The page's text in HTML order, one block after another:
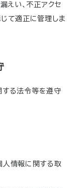
えい、不正アクセ
て適正に管理しま
する法令等を遵守
人情報に関する取